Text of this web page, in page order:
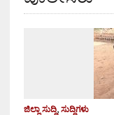
ಜಿಲ್ಲಾ ಸುದ್ದಿ, ಸುದ್ದಿಗಳು